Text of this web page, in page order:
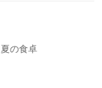
の食卓